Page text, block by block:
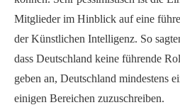
Mitglieder im Hinblick auf eine
der Künstlichen Intelligenz. So
dass Deutschland keine führende
geben an, Deutschland mindestens
einigen Bereichen zuzuschreiben.